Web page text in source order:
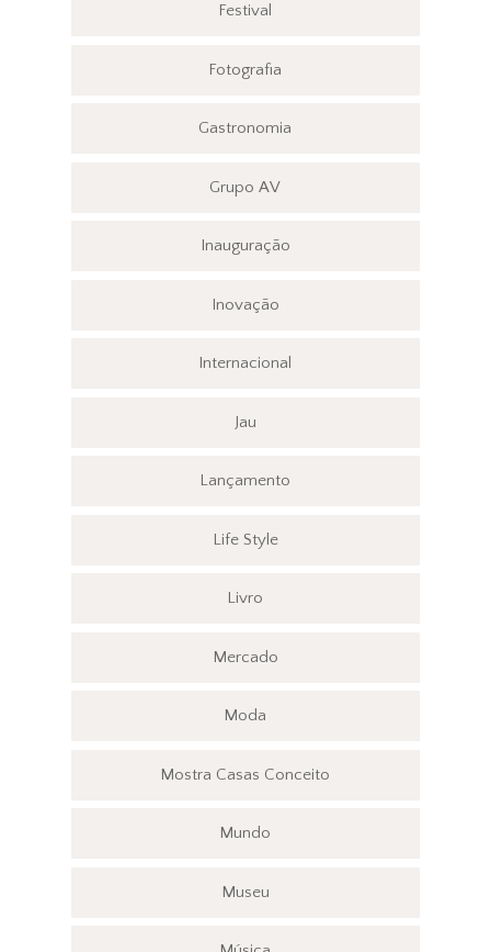
Festival
Fotografia
Gastronomia
Grupo AV
Inauguração
Inovação
Internacional
Jau
Lançamento
Life Style
Livro
Mercado
Moda
Mostra Casas Conceito
Mundo
Museu